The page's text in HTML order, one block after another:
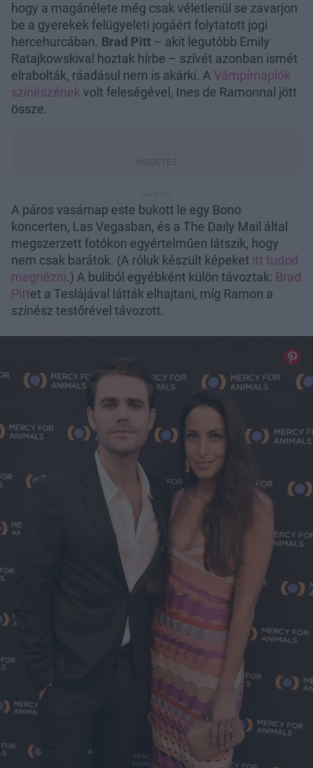
hogy a magánélete még csak véletlenül se zavarjon
be a gyerekek felügyeleti jogáért folytatott jogi
hercehurcában. Brad Pitt – akit legutóbb Emily
Ratajkowskival hoztak hírbe – szívét azonban ismét
elrabolták, ráadásul nem is akárki. A Vámpírnaplók
színészének volt feleségével, Ines de Ramonnal jött
össze.
A páros vasárnap este bukott le egy Bono
koncerten, Las Vegasban, és a The Daily Mail által
megszerzett fotókon egyértelműen látszik, hogy
nem csak barátok. (A róluk készült képeket itt tudod
megnézni.) A buliból egyébként külön távoztak: Brad
Pittet a Teslájával látták elhajtani, míg Ramon a
színész testőrével távozott.